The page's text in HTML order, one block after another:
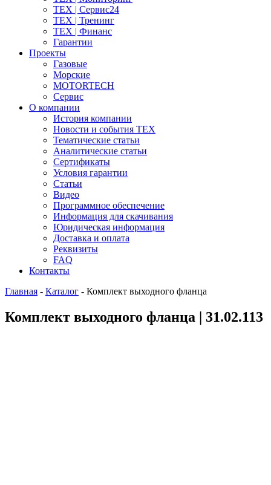
ТЕХ | Сервис24
ТЕХ | Тренинг
ТЕХ | Финанс
Гарантии
Проекты
Газовые
Морские
MOTORTECH
Сервис
О компании
История компании
Новости и события ТЕХ
Тематические статьи
Аналитические статьи
Сертификаты
Условия гарантии
Статьи
Видео
Программное обеспечение
Информация для скачивания
Юридическая информация
Доставка и оплата
Реквизиты
FAQ
Контакты
Главная - Каталог - Комплект выходного фланца
Комплект выходного фланца | 31.02.113